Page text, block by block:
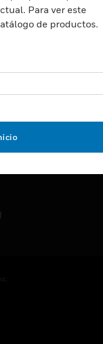
Para ver este
de productos.